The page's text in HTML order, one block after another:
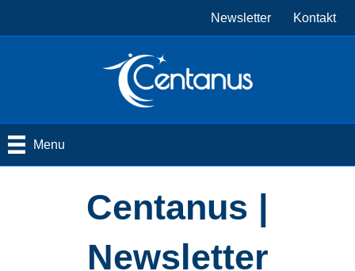
Newsletter Kontakt
Menu
Centanus |
Newsletter